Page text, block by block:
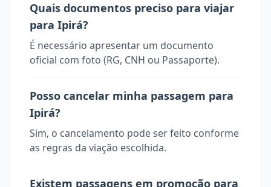
Quais documentos preciso para viajar
para Ipirá?
É necessário apresentar um documento
oficial com foto (RG, CNH ou Passaporte).
Posso cancelar minha passagem para
Ipirá?
Sim, o cancelamento pode ser feito conforme
as regras da viação escolhida.
Existem passagens em promoção para